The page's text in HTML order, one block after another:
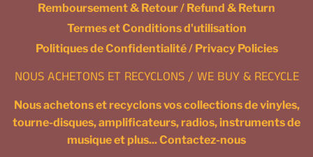
Remboursement & Retour / Refund & Return
Termes et Conditions d'utilisation
Politiques de Confidentialité / Privacy Policies
NOUS ACHETONS ET RECYCLONS / WE BUY & RECYCLE
Nous achetons et recyclons vos collections de vinyles,
tourne-disques, amplificateurs, radios, instruments de
musique et plus... Contactez-nous